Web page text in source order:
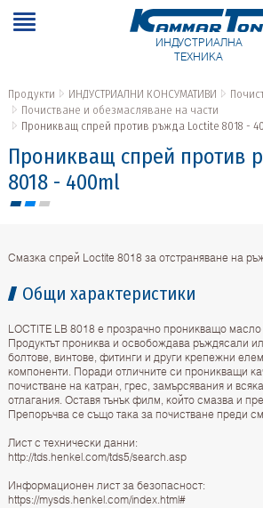
ИНДУСТРИАЛНА
ТЕХНИКА
Продукти ИНДУСТРИАЛНИ КОНСУМАТИВИ
Почистване и обезмасляване на части
Проникващ спрей против ръжда Loctite 8018 -
Проникващ спрей против
8018 - 400ml
Смазка спрей Loctite 8018 за отстраняване на
Общи характеристики
LOCTITE LB 8018 е прозрачно проникващо
Продуктът прониква и освобождава ръждясали
болтове, винтове, фитинги и други крепежни
компоненти. Поради отличните си проникващи
почистване на катран, грес, замърсявания и
отлагания. Оставя тънък филм, който смазва и
Препоръчва се също така за почистване преди
Лист с технически данни:
http://tds.henkel.com/tds5/search.asp
Информационен лист за безопасност:
https://mysds.henkel.com/index.html#